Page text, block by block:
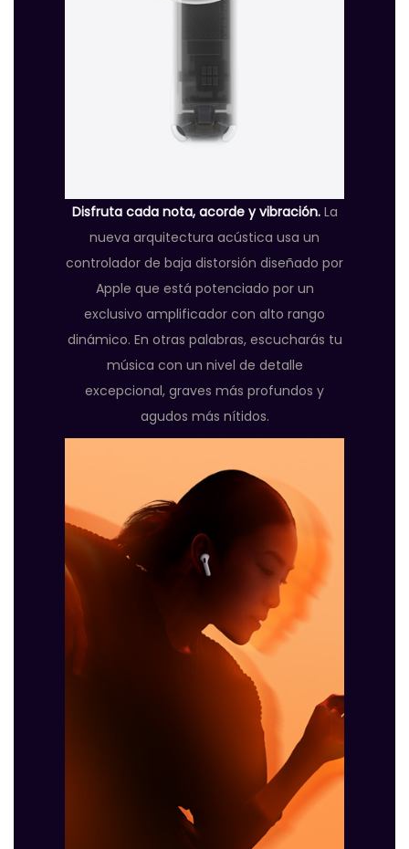
Disfruta cada nota, acorde y vibración. La
nueva arquitectura acústica usa un
controlador de baja distorsión diseñado por
Apple que está potenciado por un
exclusivo amplificador con alto rango
dinámico. En otras palabras, escucharás tu
música con un nivel de detalle
excepcional, graves más profundos y
agudos más nítidos.